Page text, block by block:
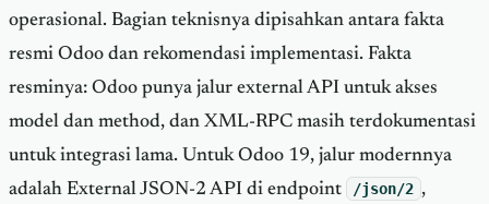
operasional. Bagian teknisnya dipisahkan antara fakta
resmi Odoo dan rekomendasi implementasi. Fakta
resminya: Odoo punya jalur external API untuk akses
model dan method, dan XML-RPC masih terdokumentasi
untuk integrasi lama. Untuk Odoo 19, jalur modernnya
adalah External JSON-2 API di endpoint
/json/2 ,